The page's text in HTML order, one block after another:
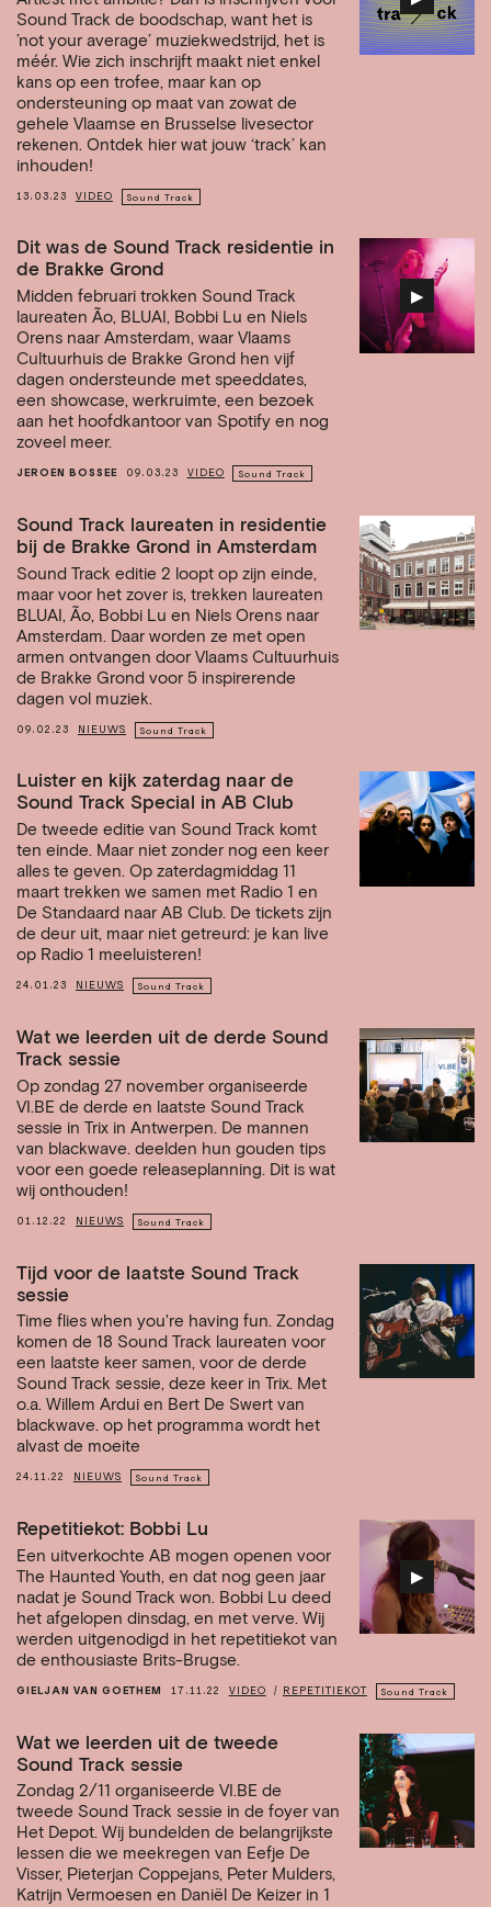
Sound Track de boodschap, want het is
’not your average’ muziekwedstrijd, het is
méér. Wie zich inschrijft maakt niet enkel
kans op een trofee, maar kan op
ondersteuning op maat van zowat de
gehele Vlaamse en Brusselse livesector
rekenen. Ontdek hier wat jouw ‘track’ kan
inhouden!
13.03.23 VIDEO Sound Track
▶︎
Dit was de Sound Track residentie in
de Brakke Grond
Midden februari trokken Sound Track
laureaten Ão, BLUAI, Bobbi Lu en Niels
Orens naar Amsterdam, waar Vlaams
Cultuurhuis de Brakke Grond hen vijf
dagen ondersteunde met speeddates,
een showcase, werkruimte, een bezoek
aan het hoofdkantoor van Spotify en nog
zoveel meer.
JEROEN BOSSEE 09.03.23 VIDEO Sound Track
Sound Track laureaten in residentie
bij de Brakke Grond in Amsterdam
Sound Track editie 2 loopt op zijn einde,
maar voor het zover is, trekken laureaten
BLUAI, Ão, Bobbi Lu en Niels Orens naar
Amsterdam. Daar worden ze met open
armen ontvangen door Vlaams Cultuurhuis
de Brakke Grond voor 5 inspirerende
dagen vol muziek.
09.02.23 NIEUWS Sound Track
Luister en kijk zaterdag naar de
Sound Track Special in AB Club
De tweede editie van Sound Track komt
ten einde. Maar niet zonder nog een keer
alles te geven. Op zaterdagmiddag 11
maart trekken we samen met Radio 1 en
De Standaard naar AB Club. De tickets zijn
de deur uit, maar niet getreurd: je kan live
op Radio 1 meeluisteren!
24.01.23 NIEUWS Sound Track
Wat we leerden uit de derde Sound
Track sessie
Op zondag 27 november organiseerde
VI.BE de derde en laatste Sound Track
sessie in Trix in Antwerpen. De mannen
van blackwave. deelden hun gouden tips
voor een goede releaseplanning. Dit is wat
wij onthouden!
01.12.22 NIEUWS Sound Track
Tijd voor de laatste Sound Track
sessie
Time flies when you're having fun. Zondag
komen de 18 Sound Track laureaten voor
een laatste keer samen, voor de derde
Sound Track sessie, deze keer in Trix. Met
o.a. Willem Ardui en Bert De Swert van
blackwave. op het programma wordt het
alvast de moeite
24.11.22 NIEUWS Sound Track
▶︎
Repetitiekot: Bobbi Lu
Een uitverkochte AB mogen openen voor
The Haunted Youth, en dat nog geen jaar
nadat je Sound Track won. Bobbi Lu deed
het afgelopen dinsdag, en met verve. Wij
werden uitgenodigd in het repetitiekot van
de enthousiaste Brits-Brugse.
GIELJAN VAN GOETHEM 17.11.22 VIDEO REPETITIEKOT Sound Track
Wat we leerden uit de tweede
Sound Track sessie
Zondag 2/11 organiseerde VI.BE de
tweede Sound Track sessie in de foyer van
Het Depot. Wij bundelden de belangrijkste
lessen die we meekregen van Eefje De
Visser, Pieterjan Coppejans, Peter Mulders,
Katrijn Vermoesen en Daniël De Keizer in 1